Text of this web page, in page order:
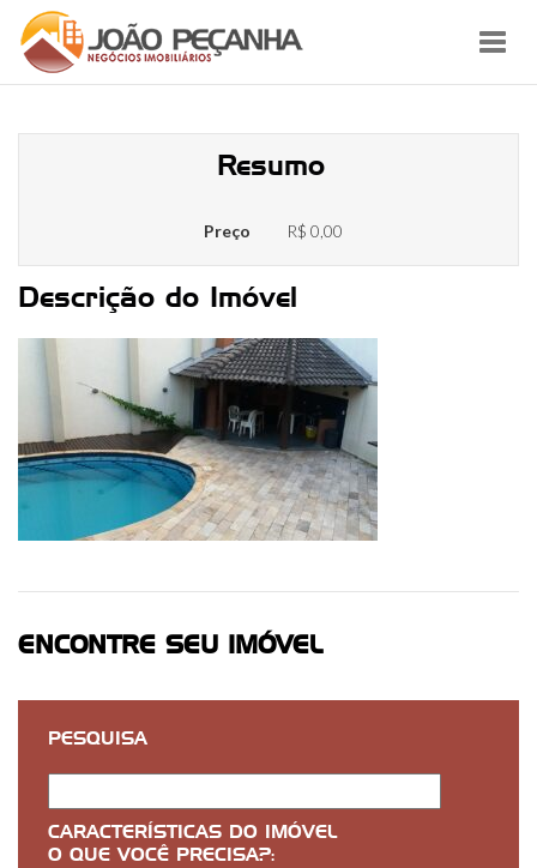
Resumo
Preço R$ 0,00
Descrição do Imóvel
ENCONTRE SEU IMÓVEL
PESQUISA
CARACTERÍSTICAS DO IMÓVEL
O QUE VOCÊ PRECISA?: